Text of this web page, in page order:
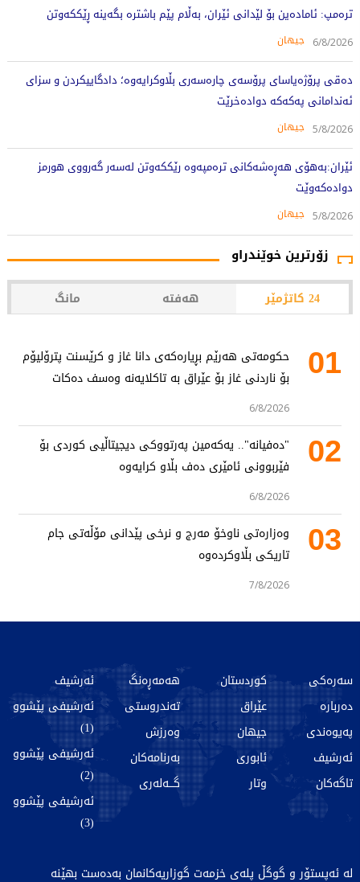
ترەمپ: ئامادەین بۆ لێدانی ئێران، بەڵام پێم باشترە بگەینە ڕێککەوتن
6/8/2026 جیهان
دەقی پرۆژەیاسای پرۆسەی چارەسەری بڵاوکرایەوە؛ دادگاییکردن و سزای
ئەندامانی پەکەکە دوادەخرێت
5/8/2026 جیهان
ئێران:بەهۆی هەڕەشەکانی ترەمپەوە رێککەوتن لەسەر گەرووی هورمز
دوادەکەوێت
5/8/2026 جیهان
زۆرترین خوێندراو
24 کاتژمێر هەفتە مانگ
01
حکومەتی هەرێم بڕیارەکەی دانا غاز و کرێسنت پترۆلیۆم
بۆ ناردنی غاز بۆ عێراق بە تاکلایەنە وەسف دەکات
6/8/2026
02
"دەفیانە".. یەکەمین پەرتووکی دیجیتاڵیی کوردی بۆ
فێربوونی ئامێری دەف بڵاو کرایەوە
6/8/2026
03
وەزارەتی ناوخۆ مەرج و نرخی پێدانی مۆڵەتی جام
تاریکی بڵاوکردەوە
7/8/2026
سەرەکی
دەربارە
پەیوەندی
ئەرشیف
تاگەکان
کوردستان
عێراق
جیهان
ئابوری
وتار
هەمەڕەنگ
تەندروستی
وەرزش
بەرنامەکان
گـــەلەری
ئەرشیف
ئەرشیفی پێشوو
(1)
ئەرشیفی پێشوو
(2)
ئەرشیفی پێشوو
(3)
لە ئەپستۆر و گوگڵ پلەی خزمەت گوزاریەکانمان بەدەست بهێنە